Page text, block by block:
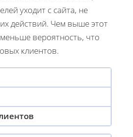
уходит с сайта, не
действий. Чем выше этот
вероятность, что
клиентов.